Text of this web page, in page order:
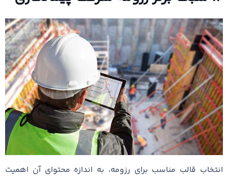
انتخاب قالب مناسب برای رزومه، به اندازه محتوای آن اهمیت